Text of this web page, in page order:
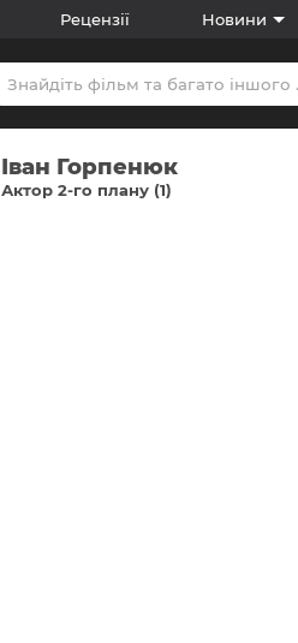
Рецензії Новини
Іван Горпенюк
Актор 2-го плану (1)